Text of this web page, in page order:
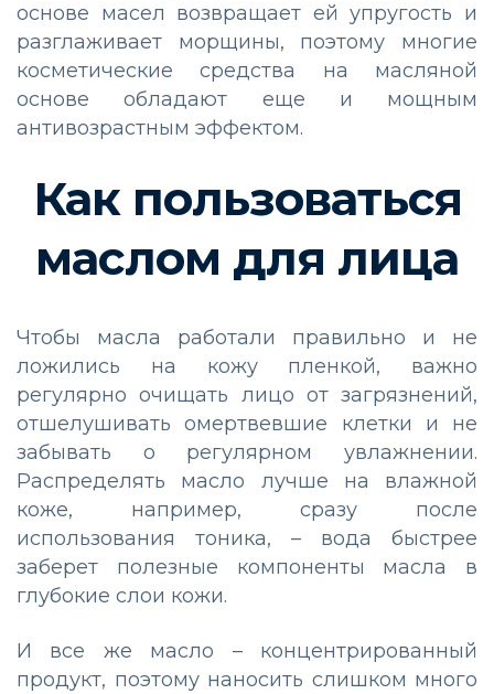
основе масел возвращает ей упругость и
разглаживает морщины, поэтому многие
косметические средства на масляной
основе обладают еще и мощным
антивозрастным эффектом.
Как пользоваться
маслом для лица
Чтобы масла работали правильно и не
ложились на кожу пленкой, важно
регулярно очищать лицо от загрязнений,
отшелушивать омертвевшие клетки и не
забывать о регулярном увлажнении.
Распределять масло лучше на влажной
коже, например, сразу после
использования тоника, – вода быстрее
заберет полезные компоненты масла в
глубокие слои кожи.
И все же масло – концентрированный
продукт, поэтому наносить слишком много